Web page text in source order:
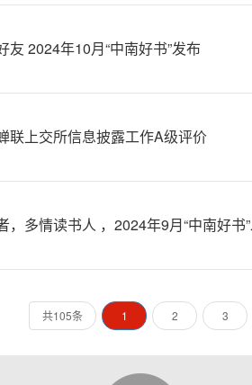
友 2024年10月“中南好书”发布
联上交所信息披露工作A级评价
，多情读书人 ，2024年9月“中南好书
共105条 1 2 3